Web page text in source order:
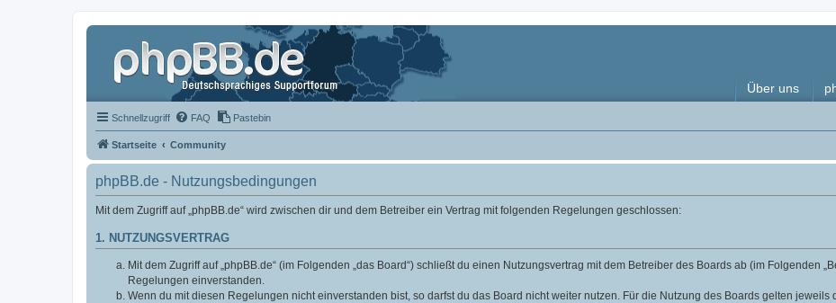
Über uns
Schnellzugriff FAQ Pastebin
Startseite Community
phpBB.de - Nutzungsbedingungen
Mit dem Zugriff auf „phpBB.de“ wird zwischen dir und dem Betreiber ein Vertrag mit folgenden Regelungen geschlossen:
1. NUTZUNGSVERTRAG
Mit dem Zugriff auf „phpBB.de“ (im Folgenden „das Board“) schließt du einen Nutzungsvertrag mit dem Betreiber des Boards ab (im Folgenden
Regelungen einverstanden.
Wenn du mit diesen Regelungen nicht einverstanden bist, so darfst du das Board nicht weiter nutzen. Für die Nutzung des Boards gelten